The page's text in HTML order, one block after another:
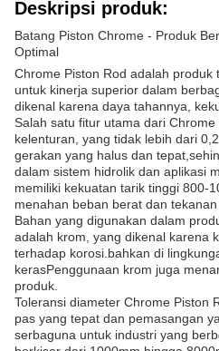
Deskripsi produk:
Batang Piston Chrome - Produk
Optimal
Chrome Piston Rod adalah
untuk kinerja superior dalam
dikenal karena daya tahannya,
Salah satu fitur utama dari Chrome
kelenturan, yang tidak lebih dari
gerakan yang halus dan
dalam sistem hidrolik dan aplikasi
memiliki kekuatan tarik tinggi 800-
menahan beban berat dan tekanan
Bahan yang digunakan dalam
adalah krom, yang dikenal karena
terhadap korosi.bahkan di
kerasPenggunaan krom juga
produk.
Toleransi diameter Chrome Piston
pas yang tepat dan pemasangan
serbaguna untuk industri yang